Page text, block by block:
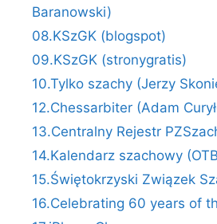
Baranowski)
08.KSzGK (blogspot)
09.KSzGK (stronygratis)
10.Tylko szachy (Jerzy
12.Chessarbiter (Adam
13.Centralny Rejestr
14.Kalendarz szachowy
15.Świętokrzyski Związek
16.Celebrating 60 years of